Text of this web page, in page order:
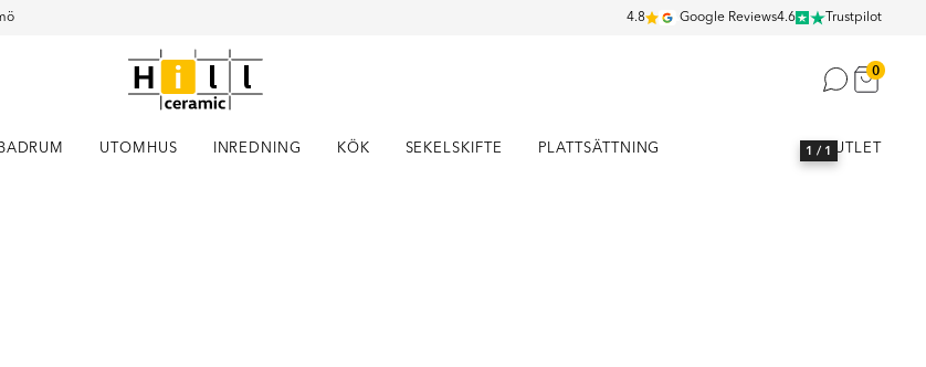
4.8 Google Reviews4.6 Trustpilot
0
BADRUM UTOMHUS INREDNING KÖK SEKELSKIFTE PLATTSÄTTNING OUTLET
1 / 1